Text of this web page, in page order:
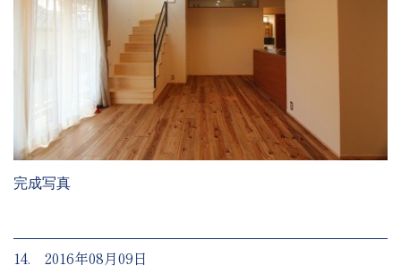
完成写真
14. 2016年08月09日